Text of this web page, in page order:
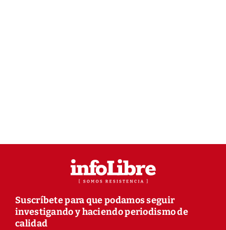
Suscríbete para que podamos seguir
investigando y haciendo periodismo de
calidad